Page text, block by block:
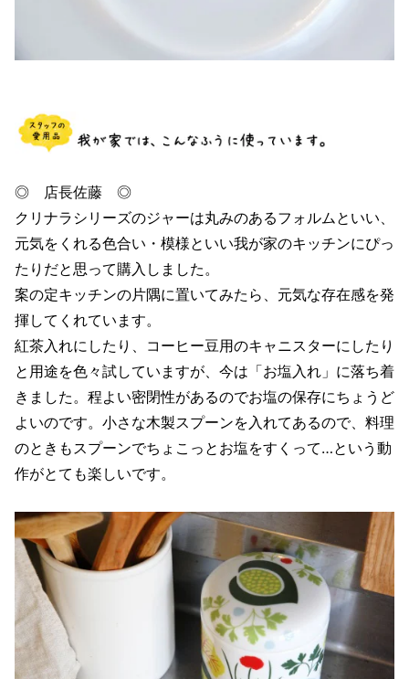
◎ 店長佐藤 ◎
クリナラシリーズのジャーは丸みのあるフォルムといい、
元気をくれる色合い・模様といい我が家のキッチンにぴっ
たりだと思って購入しました。
案の定キッチンの片隅に置いてみたら、元気な存在感を発
揮してくれています。
紅茶入れにしたり、コーヒー豆用のキャニスターにしたり
と用途を色々試していますが、今は「お塩入れ」に落ち着
きました。程よい密閉性があるのでお塩の保存にちょうど
よいのです。小さな木製スプーンを入れてあるので、料理
のときもスプーンでちょこっとお塩をすくって…という動
作がとても楽しいです。